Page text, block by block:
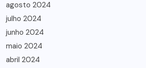
agosto 2024
julho 2024
junho 2024
maio 2024
abril 2024